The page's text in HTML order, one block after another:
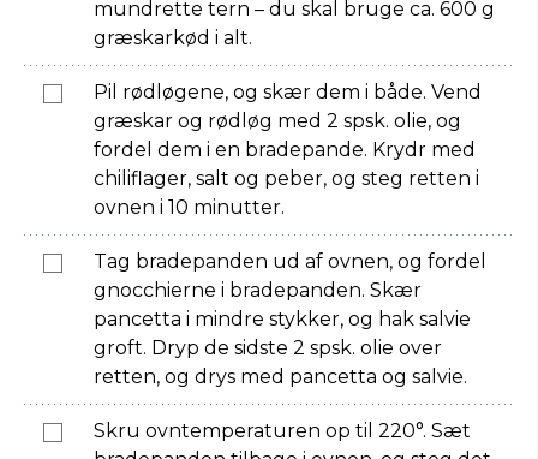
mundrette tern – du skal bruge ca. 600 g
græskarkød i alt.
Pil rødløgene, og skær dem i både. Vend
græskar og rødløg med 2 spsk. olie, og
fordel dem i en bradepande. Krydr med
chiliflager, salt og peber, og steg retten i
ovnen i 10 minutter.
Tag bradepanden ud af ovnen, og fordel
gnocchierne i bradepanden. Skær
pancetta i mindre stykker, og hak salvie
groft. Dryp de sidste 2 spsk. olie over
retten, og drys med pancetta og salvie.
Skru ovntemperaturen op til 220°. Sæt